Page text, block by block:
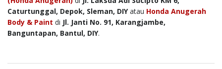
Caturtunggal, Depok, Sleman, DIYatau Honda Anugerah
Body & Paint di Jl. Janti No. 91, Karangjambe,
Banguntapan, Bantul, DIY.